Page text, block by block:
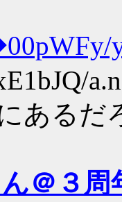
あるだ
＠３周